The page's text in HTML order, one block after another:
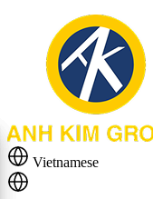
Vietnamese